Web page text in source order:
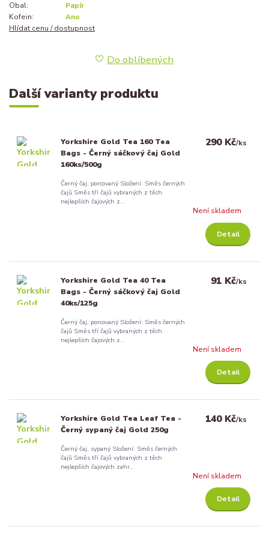
Obal:
Papír
Kofein:
Ano
Hlídat cenu / dostupnost
Do oblíbených
Další varianty produktu
Yorkshire Gold Tea 160 Tea
Bags - Černý sáčkový čaj Gold
160ks/500g
Černý čaj, porcovaný Složení: Směs černých
čajů Směs tří čajů vybraných z těch
nejlepších čajových z...
290 Kč/ks
Není skladem
Detail
Yorkshire Gold Tea 40 Tea
Bags - Černý sáčkový čaj Gold
40ks/125g
Černý čaj, porcovaný Složení: Směs černých
čajů Směs tří čajů vybraných z těch
nejlepších čajových z...
91 Kč/ks
Není skladem
Detail
Yorkshire Gold Tea Leaf Tea -
Černý sypaný čaj Gold 250g
Černý čaj, sypaný Složení: Směs černých
čajů Směs tří čajů vybraných z těch
nejlepších čajových zahr...
140 Kč/ks
Není skladem
Detail